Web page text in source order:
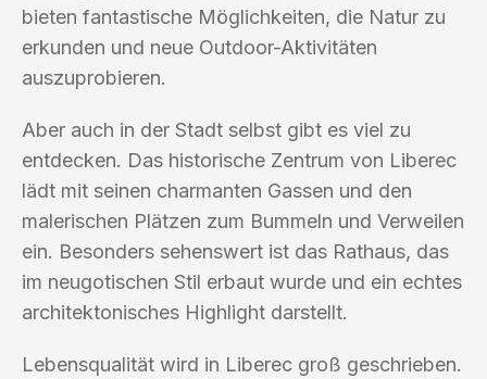
bieten fantastische Möglichkeiten, die Natur zu
erkunden und neue Outdoor-Aktivitäten
auszuprobieren.
Aber auch in der Stadt selbst gibt es viel zu
entdecken. Das historische Zentrum von Liberec
lädt mit seinen charmanten Gassen und den
malerischen Plätzen zum Bummeln und Verweilen
ein. Besonders sehenswert ist das Rathaus, das
im neugotischen Stil erbaut wurde und ein echtes
architektonisches Highlight darstellt.
Lebensqualität wird in Liberec groß geschrieben.